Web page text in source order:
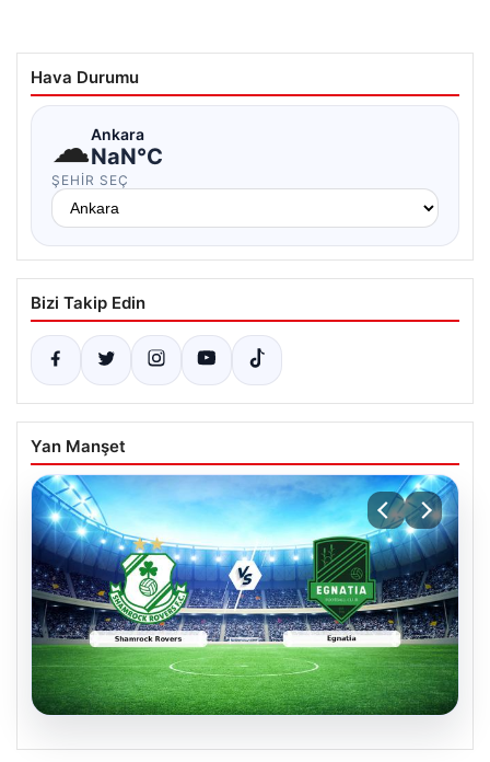
Hava Durumu
☁Ankara
NaN°C
ŞEHIR SEÇ
Bizi Takip Edin
Yan Manşet
05.08.2026